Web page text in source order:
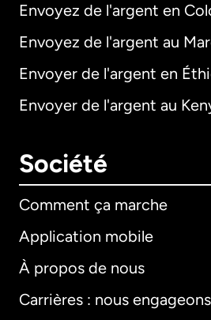
Envoyez de l'argent en
Envoyez de l'argent au
Envoyer de l'argent en
Envoyer de l'argent au
Société
Comment ça marche
Application mobile
À propos de nous
Carrières : nous